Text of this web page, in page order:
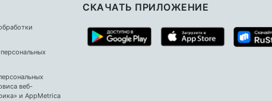
веб-
и AppMetrica
СКАЧАТЬ ПРИЛОЖЕНИЕ